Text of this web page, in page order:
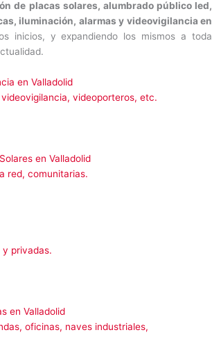
de placas solares, alumbrado público led,
iluminación, alarmas y videovigilancia en
inicios, y expandiendo los mismos a toda
en Valladolid
videoporteros, etc.
en Valladolid
red, comunitarias.
y privadas.
en Valladolid
oficinas, naves industriales,